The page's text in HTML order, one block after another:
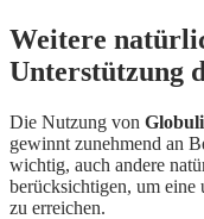
Weitere
Unterstützung
Die Nutzung von
gewinnt zunehmend an
wichtig, auch andere
berücksichtigen, um eine
zu erreichen.